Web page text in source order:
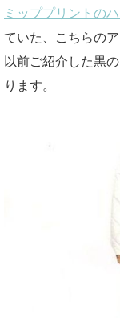
ミッププリントの
ていた、こちらの
以前ご紹介した黒
ります。